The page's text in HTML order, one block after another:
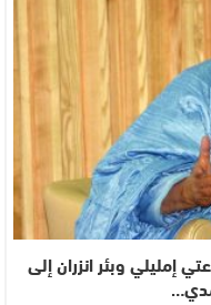
إمليلي وبئر انزران إلى